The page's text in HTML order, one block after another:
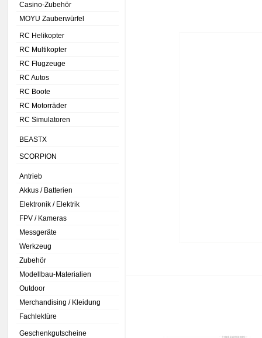
Casino-Zubehör
MOYU Zauberwürfel
RC Helikopter
RC Multikopter
RC Flugzeuge
RC Autos
RC Boote
RC Motorräder
RC Simulatoren
BEASTX
SCORPION
Antrieb
Akkus / Batterien
Elektronik / Elektrik
FPV / Kameras
Messgeräte
Werkzeug
Zubehör
Modellbau-Materialien
Outdoor
Merchandising / Kleidung
Fachlektüre
Geschenkgutscheine